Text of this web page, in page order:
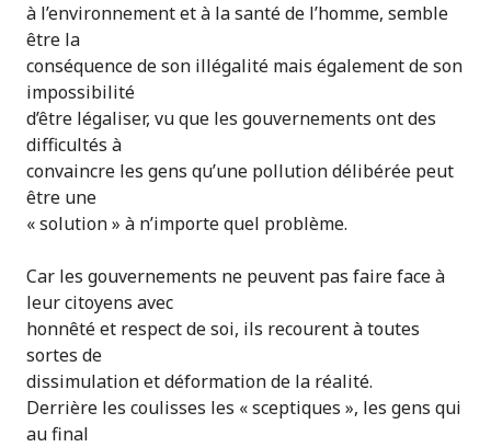
à l’environnement et à la santé de l’homme, semble
être la
conséquence de son illégalité mais également de son
impossibilité
d’être légaliser, vu que les gouvernements ont des
difficultés à
convaincre les gens qu’une pollution délibérée peut
être une
« solution » à n’importe quel problème.
Car les gouvernements ne peuvent pas faire face à
leur citoyens avec
honnêté et respect de soi, ils recourent à toutes
sortes de
dissimulation et déformation de la réalité.
Derrière les coulisses les « sceptiques », les gens qui
au final